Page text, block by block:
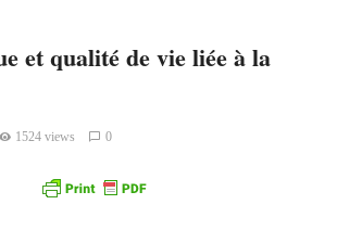
et qualité de vie liée à la
1524 views 0